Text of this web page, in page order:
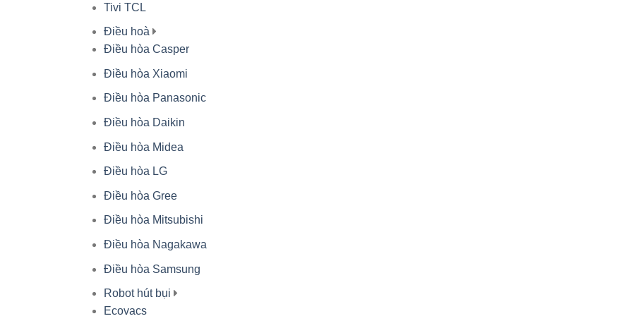
Tivi TCL
Điều hoà
Điều hòa Casper
Điều hòa Xiaomi
Điều hòa Panasonic
Điều hòa Daikin
Điều hòa Midea
Điều hòa LG
Điều hòa Gree
Điều hòa Mitsubishi
Điều hòa Nagakawa
Điều hòa Samsung
Robot hút bụi
Ecovacs